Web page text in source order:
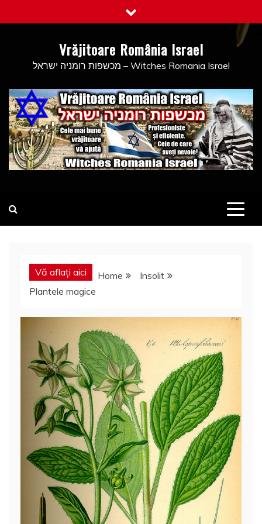
to
Vrăjitoare România Israel
מכשפות רומניה ישראל – Witches Romania Israel
Vă aflați aici Home
Insolit
Plantele magice